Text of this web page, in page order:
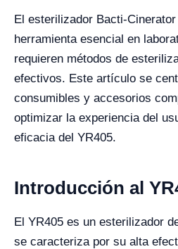
El esterilizador Bacti-
herramienta esencial en
requieren métodos de
efectivos. Este artículo se
consumibles y accesorios
optimizar la experiencia del
eficacia del YR405.
Introducción al
El YR405 es un esterilizador
se caracteriza por su alta